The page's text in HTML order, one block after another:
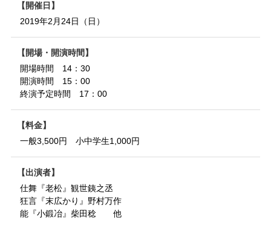
開催日
2019年2月24日（日）
開場・開演時間
開場時間 14：30
開演時間 15：00
終演予定時間 17：00
料金
一般3,500円 小中学生1,000円
出演者
仕舞『老松』観世銕之丞
狂言『末広かり』野村万作
能『小鍛冶』柴田稔 他